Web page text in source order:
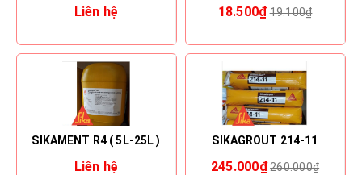
Liên hệ 18.500₫ 19.100₫
SIKAMENT R4 ( 5L-25L )
Liên hệ
SIKAGROUT 214-11
245.000₫ 260.000₫